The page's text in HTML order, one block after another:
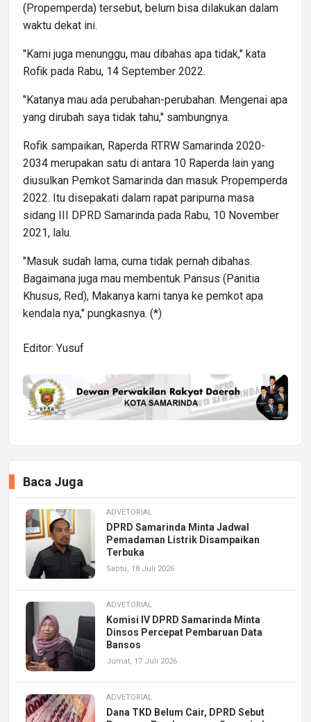
(Propemperda) tersebut, belum bisa dilakukan dalam
waktu dekat ini.
"Kami juga menunggu, mau dibahas apa tidak," kata
Rofik pada Rabu, 14 September 2022.
"Katanya mau ada perubahan-perubahan. Mengenai apa
yang dirubah saya tidak tahu," sambungnya.
Rofik sampaikan, Raperda RTRW Samarinda 2020-
2034 merupakan satu di antara 10 Raperda lain yang
diusulkan Pemkot Samarinda dan masuk Propemperda
2022. Itu disepakati dalam rapat paripurna masa
sidang III DPRD Samarinda pada Rabu, 10 November
2021, lalu.
"Masuk sudah lama, cuma tidak pernah dibahas.
Bagaimana juga mau membentuk Pansus (Panitia
Khusus, Red), Makanya kami tanya ke pemkot apa
kendala nya," pungkasnya. (*)
Editor: Yusuf
Baca Juga
ADVETORIAL
DPRD Samarinda Minta Jadwal
Pemadaman Listrik Disampaikan
Terbuka
Sabtu, 18 Juli 2026
ADVETORIAL
Komisi IV DPRD Samarinda Minta
Dinsos Percepat Pembaruan Data
Bansos
Jumat, 17 Juli 2026
ADVETORIAL
Dana TKD Belum Cair, DPRD Sebut